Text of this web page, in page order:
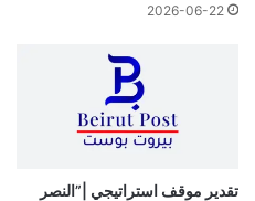
2026-06-22
تقدير موقف استراتيجي |”النصر